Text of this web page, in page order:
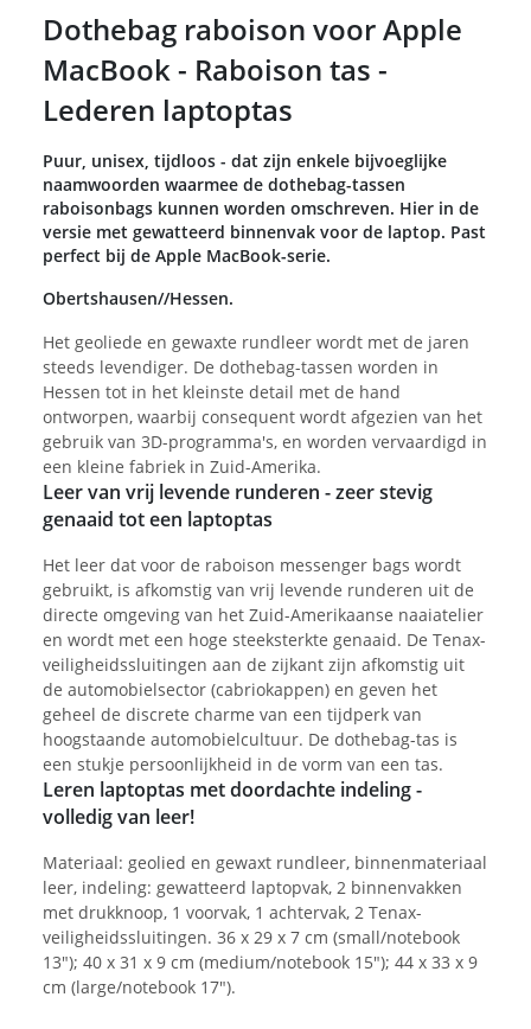
Dothebag raboison voor Apple
MacBook - Raboison tas -
Lederen laptoptas
Puur, unisex, tijdloos - dat zijn enkele bijvoeglijke
naamwoorden waarmee de dothebag-tassen
raboisonbags kunnen worden omschreven. Hier in de
versie met gewatteerd binnenvak voor de laptop. Past
perfect bij de Apple MacBook-serie.
Obertshausen//Hessen.
Het geoliede en gewaxte rundleer wordt met de jaren
steeds levendiger. De dothebag-tassen worden in
Hessen tot in het kleinste detail met de hand
ontworpen, waarbij consequent wordt afgezien van het
gebruik van 3D-programma's, en worden vervaardigd in
een kleine fabriek in Zuid-Amerika.
Leer van vrij levende runderen - zeer stevig
genaaid tot een laptoptas
Het leer dat voor de raboison messenger bags wordt
gebruikt, is afkomstig van vrij levende runderen uit de
directe omgeving van het Zuid-Amerikaanse naaiatelier
en wordt met een hoge steeksterkte genaaid. De Tenax-
veiligheidssluitingen aan de zijkant zijn afkomstig uit
de automobielsector (cabriokappen) en geven het
geheel de discrete charme van een tijdperk van
hoogstaande automobielcultuur. De dothebag-tas is
een stukje persoonlijkheid in de vorm van een tas.
Leren laptoptas met doordachte indeling -
volledig van leer!
Materiaal: geolied en gewaxt rundleer, binnenmateriaal
leer, indeling: gewatteerd laptopvak, 2 binnenvakken
met drukknoop, 1 voorvak, 1 achtervak, 2 Tenax-
veiligheidssluitingen. 36 x 29 x 7 cm (small/notebook
13"); 40 x 31 x 9 cm (medium/notebook 15"); 44 x 33 x 9
cm (large/notebook 17").